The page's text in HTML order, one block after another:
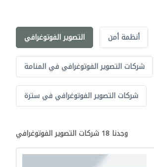
التصوير الفوتوغرافي أنظمة أمن
شركات التصوير الفوتوغرافي في المنامة
شركات التصوير الفوتوغرافي في سترة
وجدنا 18 شركات التصوير الفوتوغرافي